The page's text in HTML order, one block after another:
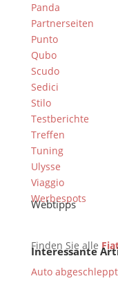
Panda
Partnerseiten
Punto
Qubo
Scudo
Sedici
Stilo
Testberichte
Treffen
Tuning
Ulysse
Viaggio
Werbespots
Webtipps
Finden Sie alle
Interessante
Auto